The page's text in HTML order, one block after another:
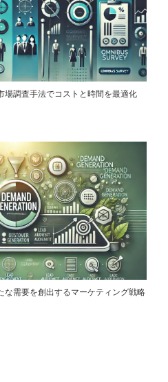
場調査手法でコストと時間を最適化
な需要を創出するマーケティング戦略